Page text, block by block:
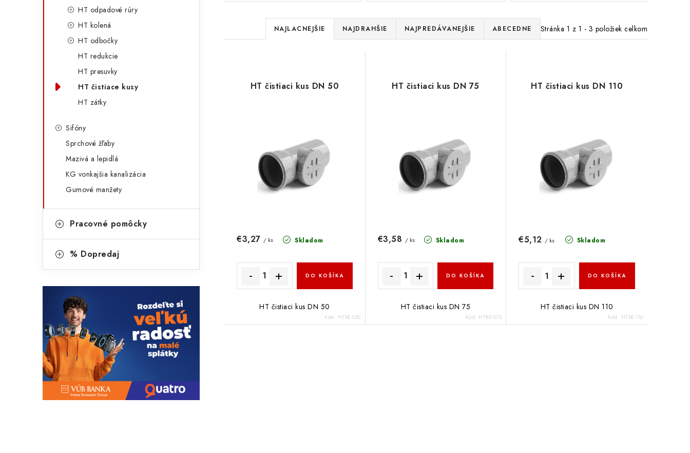
HT odpadové rúry
HT kolená
HT odbočky
HT redukcie
HT presuvky
HT čistiace kusy
HT zátky
Sifóny
Sprchové žľaby
Mazivá a lepidlá
KG vonkajšia kanalizácia
Gumové manžety
Pracovné pomôcky
% Dopredaj
Stránka 1 z 1 - 3 položiek celkom
R
a
e
p
r
u
k
t
o
v
NAJLACNEJŠIE NAJDRAHŠIE NAJPREDÁVANEJŠIE ABECEDNE
HT čistiaci kus DN 50
Skladom
€3,27 / ks
DO KOŠÍKA
HT čistiaci kus DN 50
Kód: HTRE-050
HT čistiaci kus DN 75
Skladom
€3,58 / ks
DO KOŠÍKA
HT čistiaci kus DN 75
Kód: HTRE-075
HT čistiaci kus DN 110
Skladom
€5,12 / ks
DO KOŠÍKA
HT čistiaci kus DN 110
Kód: HTRE-110